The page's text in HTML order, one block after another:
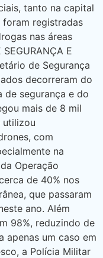
tanto na capital
registradas
nas áreas
E
de Segurança
decorreram do
de segurança e do
mais de 8 mil
utilizou
com
na
Operação
de 40% nos
que passaram
ano. Além
98%, reduzindo de
apenas um caso em
a Polícia Militar